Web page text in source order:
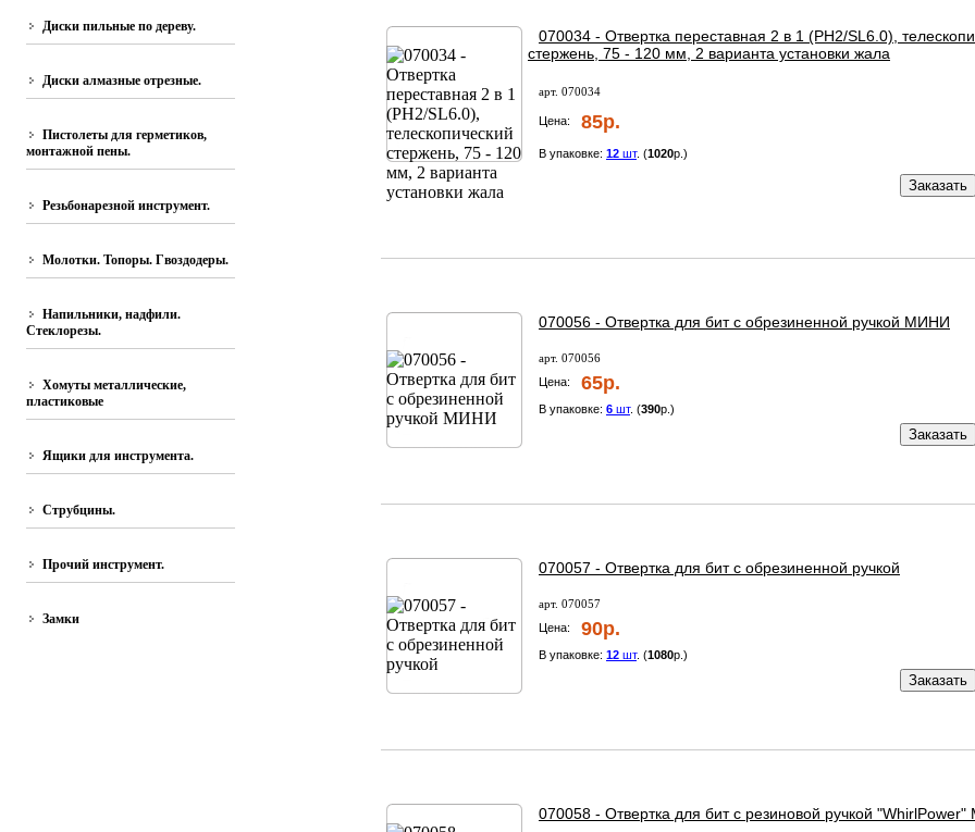
Диски пильные по дереву.
Диски алмазные отрезные.
Пистолеты для герметиков,
монтажной пены.
Резьбонарезной инструмент.
Молотки. Топоры. Гвоздодеры.
Напильники, надфили.
Стеклорезы.
Хомуты металлические,
пластиковые
Ящики для инструмента.
Струбцины.
Прочий инструмент.
Замки
070034 - Отвертка переставная 2 в 1 (PH2/SL6.0),
стержень, 75 - 120 мм, 2 варианта установки жала
арт. 070034
Цена: 85р.
В упаковке: 12 шт. (1020р.)
Заказать
070056 - Отвертка для бит с обрезиненной ручкой МИНИ
арт. 070056
Цена:
65р.
В упаковке: 6 шт. (390р.)
Заказать
070057 - Отвертка для бит с обрезиненной ручкой
арт. 070057
Цена:
90р.
В упаковке: 12 шт. (1080р.)
Заказать
070058 - Отвертка для бит с резиновой ручкой